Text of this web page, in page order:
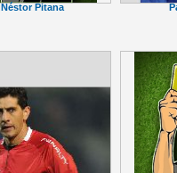
Néstor Pitana